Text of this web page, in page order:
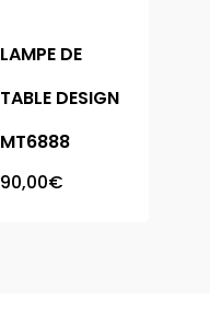
LAMPE DE
TABLE DESIGN
MT6888
90,00€
Console
Meuble Chaussure
Vitrine
Contact